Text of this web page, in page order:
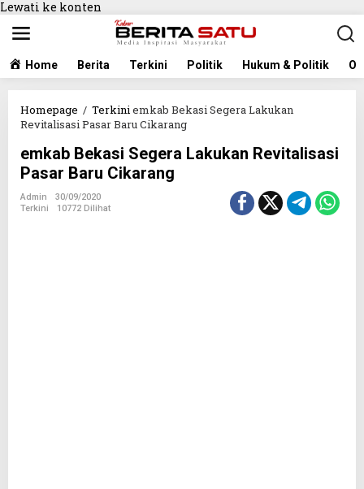
Lewati ke konten
Home Berita Terkini Politik Hukum & Politik
Homepage / Terkiniemkab Bekasi Segera Lakukan
Revitalisasi Pasar Baru Cikarang
emkab Bekasi Segera Lakukan Revitalisasi
Pasar Baru Cikarang
Admin
30/09/2020
Terkini
10772 Dilihat